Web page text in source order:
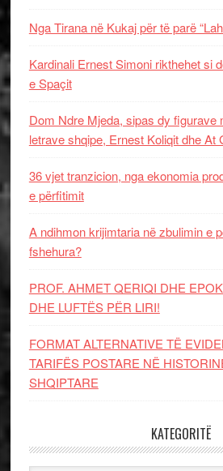
Nga Tirana në Kukaj për të parë
Kardinali Ernest Simoni rikthehet si
e Spaçit
Dom Ndre Mjeda, sipas dy figurave
letrave shqipe, Ernest Koliqit dhe At
36 vjet tranzicion, nga ekonomia
e përfitimit
A ndihmon krijimtaria në zbulimin e
fshehura?
PROF. AHMET QERIQI DHE
DHE LUFTЁS PЁR LIRI!
FORMAT ALTERNATIVE TË
TARIFËS POSTARE NË
SHQIPTARE
KATEGORITË